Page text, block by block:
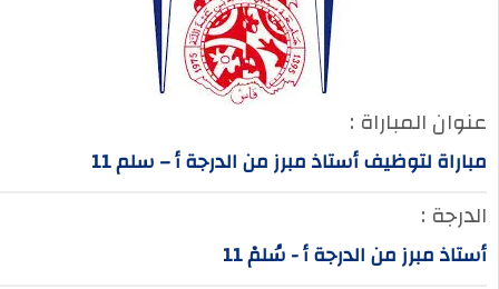
عنوان المباراة :
مباراة لتوظيف أستاذ مبرز من الدرجة أ – سلم 11
الدرجة :
أستاذ مبرز من الدرجة أ - سُلمْ 11